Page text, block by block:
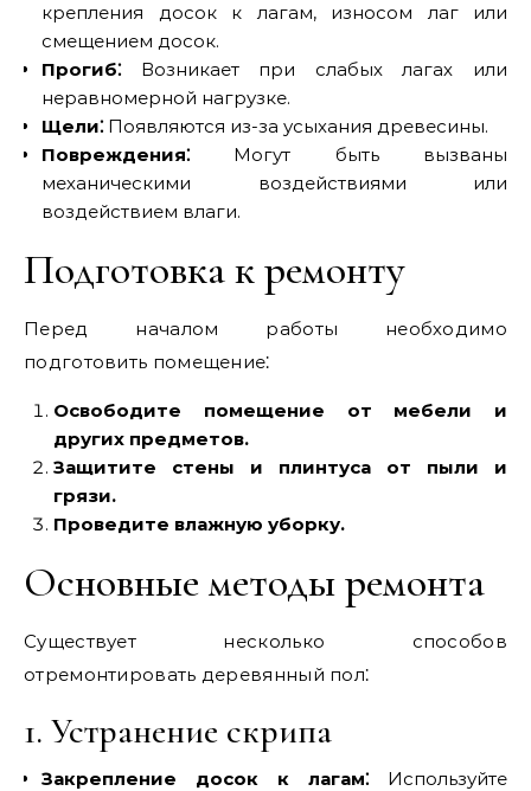
крепления досок к лагам, износом лаг или
смещением досок.
Прогиб⁚Возникает при слабых лагах или
неравномерной нагрузке.
Щели⁚Появляются из-за усыхания древесины.
Повреждения⁚Могут быть вызваны
механическими воздействиями или
воздействием влаги.
Подготовка к ремонту
Перед началом работы необходимо
подготовить помещение⁚
Освободите помещение от мебели и
других предметов.
Защитите стены и плинтуса от пыли и
грязи.
Проведите влажную уборку.
Основные методы ремонта
Существует несколько способов
отремонтировать деревянный пол⁚
1. Устранение скрипа
Закрепление досок к лагам⁚Используйте